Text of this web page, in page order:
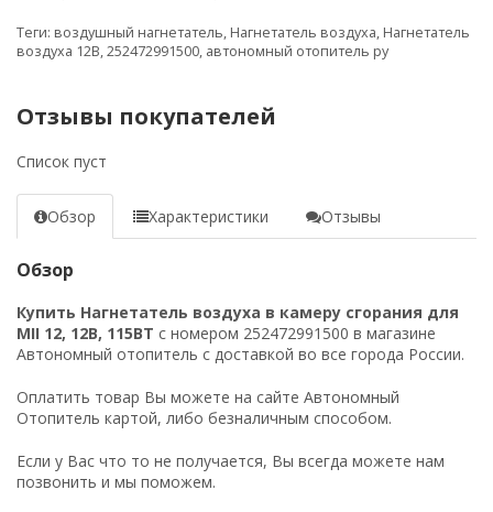
Теги: воздушный нагнетатель, Нагнетатель воздуха, Нагнетатель
воздуха 12В,252472991500, автономный отопитель ру
Отзывы покупателей
Список пуст
Обзор Характеристики Отзывы
Обзор
Купить Нагнетатель воздуха в камеру сгорания для
MII 12, 12В, 115ВТ с номером 252472991500 в магазине
Автономный отопитель с доставкой во все города России.
Оплатить товар Вы можете на сайте Автономный
Отопитель картой, либо безналичным способом.
Если у Вас что то не получается, Вы всегда можете нам
позвонить и мы поможем.